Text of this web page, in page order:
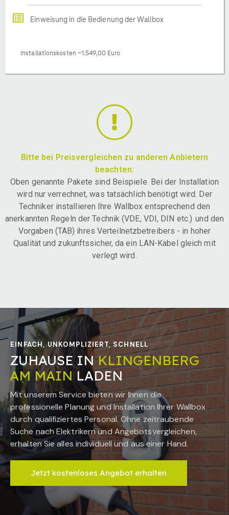
Einweisung in die Bedienung der Wallbox
Installationskosten ~1.549,00 Euro
Bitte bei Preisvergleichen zu anderen Anbietern
beachten:
Oben genannte Pakete sind Beispiele. Bei der Installation
wird nur verrechnet, was tatsächlich benötigt wird. Der
Techniker installieren Ihre Wallbox entsprechend den
anerkannten Regeln der Technik (VDE, VDI, DIN etc.) und den
Vorgaben (TAB) ihres Verteilnetzbetreibers - in hoher
Qualität und zukunftssicher, da ein LAN-Kabel gleich mit
verlegt wird.
EINFACH, UNKOMPLIZIERT, SCHNELL
ZUHAUSE INKLINGENBERG
AM MAINLADEN
Mit unserem Service bieten wir Ihnen die
professionelle Planung und Installation Ihrer Wallbox
durch qualifiziertes Personal. Ohne zeitraubende
Suche nach Elektrikern und Angebotsvergleichen,
erhalten Sie alles individuell und aus einer Hand.
Jetzt kostenloses Angebot erhalten